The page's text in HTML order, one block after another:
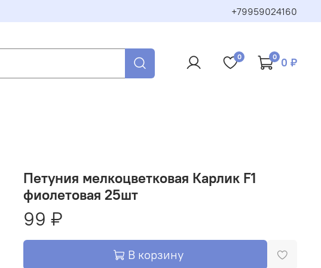
+79959024160
0 0 0 ₽
Петуния мелкоцветковая Карлик F1
фиолетовая 25шт
99 ₽
В корзину